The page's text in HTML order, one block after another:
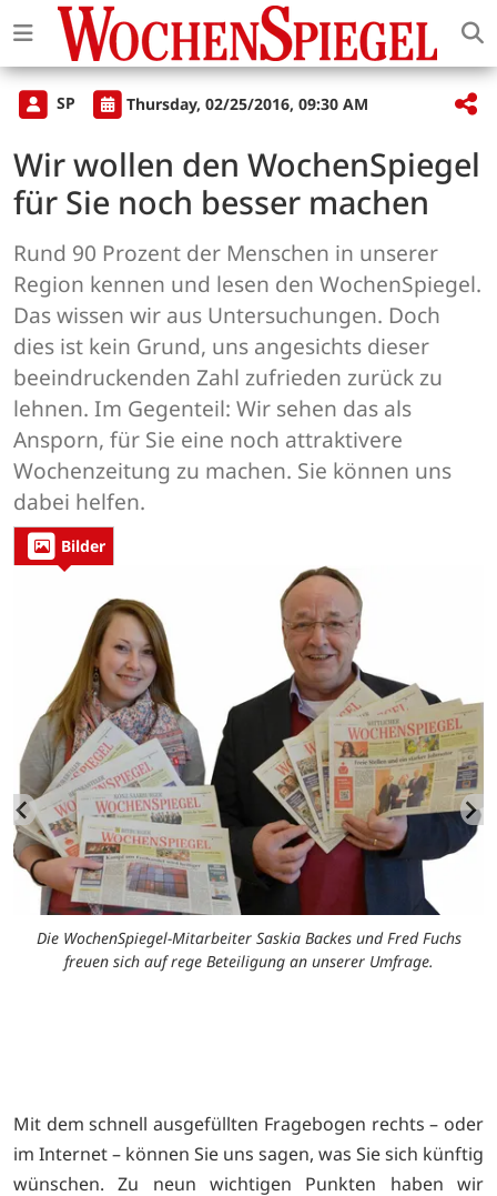
SP Thursday, 02/25/2016, 09:30 AM
Wir wollen den WochenSpiegel
für Sie noch besser machen
Rund 90 Prozent der Menschen in unserer
Region kennen und lesen den WochenSpiegel.
Das wissen wir aus Untersuchungen. Doch
dies ist kein Grund, uns angesichts dieser
beeindruckenden Zahl zufrieden zurück zu
lehnen. Im Gegenteil: Wir sehen das als
Ansporn, für Sie eine noch attraktivere
Wochenzeitung zu machen. Sie können uns
dabei helfen.
Bilder
Die WochenSpiegel-Mitarbeiter Saskia Backes und Fred Fuchs
freuen sich auf rege Beteiligung an unserer Umfrage.
Mit dem schnell ausgefüllten Fragebogen rechts – oder
im Internet – können Sie uns sagen, was Sie sich künftig
wünschen. Zu neun wichtigen Punkten haben wir